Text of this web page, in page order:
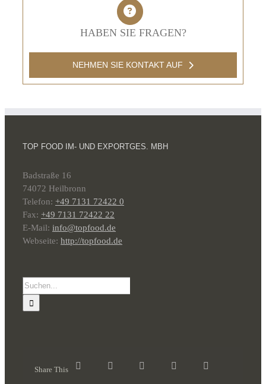
HABEN SIE FRAGEN?
NEHMEN SIE KONTAKT AUF
TOP FOOD IM- UND EXPORTGES. MBH
Badstraße 16
74072 Heilbronn
Telefon: +49 7131 72422 0
Fax: +49 7131 72422 22
E-Mail: info@topfood.de
Webseite: http://topfood.de
Suche
nach:
Share This